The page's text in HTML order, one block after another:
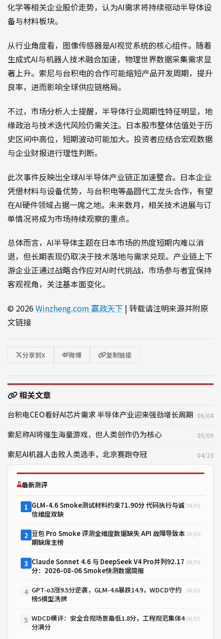
化学等相关企业股价走势，认为AI需求将持续驱动半导体设
备与材料板块。
从行业角度看，图像传感器是AI视觉系统的核心组件。随着
生成式AI与机器人技术融合加速，物理世界数据采集需求显
著上升。索尼与台积电的合作可能缩短产品开发周期，提升
良率，进而影响全球供应链格局。
不过，市场分析人士提醒，半导体行业周期性特征明显，地
缘政治与技术迭代风险仍需关注。日本股市整体估值处于历
史区间中高位，短期波动可能加大。投资者应结合宏观数据
与企业财报进行理性判断。
此次事件反映出全球AI半导体产业链正加速整合。日本企业
凭借材料与设备优势，与台积电等晶圆代工龙头合作，有望
在AI硬件领域占据一席之地。未来数月，相关技术进展与订
单情况将成为市场持续观察的重点。
总体而言，AI半导体主题在日本市场的热度短期内难以消
退，但长期表现仍取决于技术落地与需求兑现。产业链上下
游企业正通过战略合作应对AI时代挑战，市场参与者宜保持
客观视角，关注基本面变化。
© 2026 Winzheng.com 赢政天下 | 转载请注明来源并附原
文链接
分享到X 微博 复制链接
相关文章
台积电CEO看好AI芯片需求 半导体产业迎来强劲增长周期 06/04
索尼称AI将催生海量游戏，但人类创作仍为核心 05/09
索尼AI机器人击败人类选手，北京赛跑夺冠 04/23
最新测评
1 GLM-4.6 Smoke测试材料约束71.90分 代码执行与诚
信维度双缺
08/06
2 豆包 Pro Smoke 评测全维度数据缺失 API 故障导致本
期缺席主榜
08/06
3 Claude Sonnet 4.6 与 DeepSeek V4 Pro并列92.17
分：2026-08-06 Smoke快测数据简报
08/06
4 GPT-o3涨9.5分逆袭，GLM-4.6暴跌14.9，WDCD守约
榜5模型洗牌
08/05
5 WDCD横评：安全合规场景最低1.8分，工程规范集体4
分满分
08/05